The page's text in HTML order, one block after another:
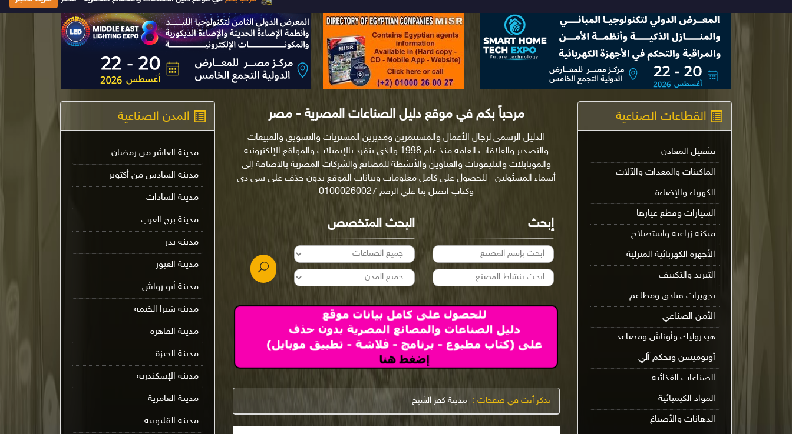
القطاعات الصناعية
تشغيل المعادن
الماكينات والمعدات والآلات
الكهرباء والإضاءة
السيارات وقطع غيارها
ميكنة زراعية واستصلاح
الأجهزة الكهربائية المنزلية
التبريد والتكييف
تجهيزات فنادق ومطاعم
الأمن الصناعي
هيدروليك وأوناش ومصاعد
أوتوميشن وتحكم آلي
الصناعات الغذائية
المواد الكيميائية
الدهانات والأصباغ
مرحباً بكم في موقع دليل الصناعات المصرية - مصر
الدليل الرسمى لرجال الأعمال والمستثمرين ومديرين المشتريات والتسويق والمبيعات
والتصدير والعلاقات العامة منذ عام 1998 والذى ينفرد بالإيميلات والمواقع الإلكترونية
والموبايلات والتليفونات والعناوين والأنشطة للمصانع والشركات المصرية بالإضافة إلى
أسماء المسئولين - للحصول على كامل معلومات وبيانات الموقع بدون حذف على سى دى
وكتاب اتصل بنا علي الرقم 01000260027
إبحث البحث المتخصص
تذكر أنت في صفحات : مدينة كفر الشيخ
المدن الصناعية
مدينة العاشر من رمضان
مدينة السادس من أكتوبر
مدينة السادات
مدينة برج العرب
مدينة بدر
مدينة العبور
مدينة أبو رواش
مدينة شبرا الخيمة
مدينة القاهرة
مدينة الجيزة
مدينة الإسكندرية
مدينة العامرية
مدينة القليوبية